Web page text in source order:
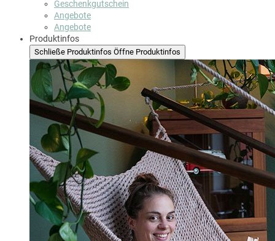
Geschenkgutschein
Angebote
Angebote
Produktinfos
Schließe Produktinfos Öffne Produktinfos